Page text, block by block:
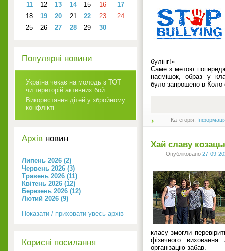
булінг!»
Саме з метою
насмішок, образ у
було запрошено в Коло
Категорія:
Хай славу
Опубліковано 27-09-
класу змогли
фізичного
організацію забав.
11
12 13 14 15 16
17
18
19 20 21 22 23
24
25
26 27 28 29 30
Популярні новини
Україна чекає на молодь з ТОТ
чи територій активних бой ...
Використання дітей у збройному
конфлікті
Архів новин
Липень 2026 (2)
Червень 2026 (3)
Травень 2026 (11)
Квітень 2026 (12)
Березень 2026 (12)
Лютий 2026 (9)
Показати / приховати увесь архів
Корисні посилання